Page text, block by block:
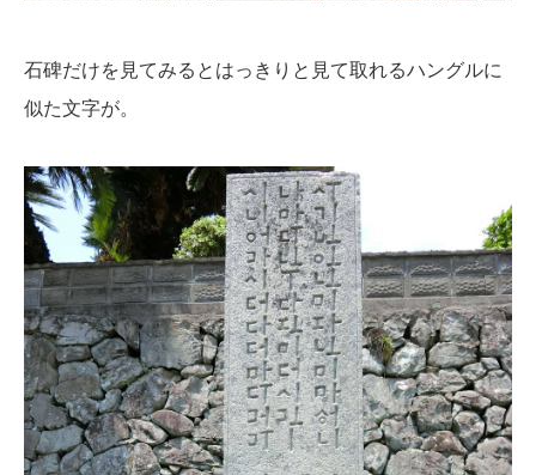
石碑だけを見てみるとはっきりと見て取れるハングルに
似た文字が。